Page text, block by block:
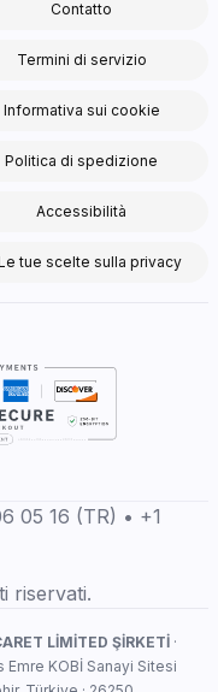
Contatto
Termini di servizio
Informativa sui cookie
Politica di spedizione
Accessibilità
tue scelte sulla privacy
05 16 (TR) • +1
riservati.
LİMİTED ŞİRKETİ·
Emre KOBİ Sanayi Sitesi